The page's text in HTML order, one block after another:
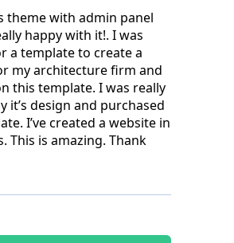
theme with admin panel
happy with it!. I was
a template to create a
my architecture firm and
this template. I was really
it’s design and purchased
I’ve created a website in
This is amazing. Thank